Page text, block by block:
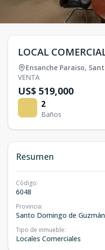
LOCAL
Ensanche Paraiso,
VENTA
US$ 519,000
2
Baños
Resumen
Código:
6048
Provincia:
Santo Domingo de Guzmán
Tipo de inmueble:
Locales Comerciales